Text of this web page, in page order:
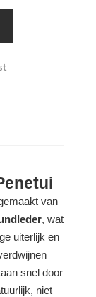
van
, wat
uiterlijk en
snel door
niet